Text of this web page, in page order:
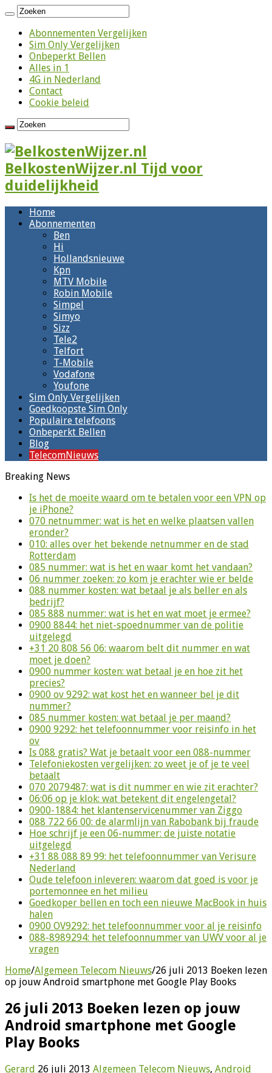
Abonnementen Vergelijken
Sim Only Vergelijken
Onbeperkt Bellen
Alles in 1
4G in Nederland
Contact
Cookie beleid
BelkostenWijzer.nl Tijd voor
duidelijkheid
Home
Abonnementen
Ben
Hi
Hollandsnieuwe
Kpn
MTV Mobile
Robin Mobile
Simpel
Simyo
Sizz
Tele2
Telfort
T-Mobile
Vodafone
Youfone
Sim Only Vergelijken
Goedkoopste Sim Only
Populaire telefoons
Onbeperkt Bellen
Blog
TelecomNieuws
Breaking News
Is het de moeite waard om te betalen voor een VPN op
je iPhone?
070 netnummer: wat is het en welke plaatsen vallen
eronder?
010: alles over het bekende netnummer en de stad
Rotterdam
085 nummer: wat is het en waar komt het vandaan?
06 nummer zoeken: zo kom je erachter wie er belde
088 nummer kosten: wat betaal je als beller en als
bedrijf?
085 888 nummer: wat is het en wat moet je ermee?
0900 8844: het niet-spoednummer van de politie
uitgelegd
+31 20 808 56 06: waarom belt dit nummer en wat
moet je doen?
0900 nummer kosten: wat betaal je en hoe zit het
precies?
0900 ov 9292: wat kost het en wanneer bel je dit
nummer?
085 nummer kosten: wat betaal je per maand?
0900 9292: het telefoonnummer voor reisinfo in het
ov
Is 088 gratis? Wat je betaalt voor een 088-nummer
Telefoniekosten vergelijken: zo weet je of je te veel
betaalt
070 2079487: wat is dit nummer en wie zit erachter?
06:06 op je klok: wat betekent dit engelengetal?
0900-1884: het klantenservicenummer van Ziggo
088 722 66 00: de alarmlijn van Rabobank bij fraude
Hoe schrijf je een 06-nummer: de juiste notatie
uitgelegd
+31 88 088 89 99: het telefoonnummer van Verisure
Nederland
Oude telefoon inleveren: waarom dat goed is voor je
portemonnee en het milieu
Goedkoper bellen en toch een nieuwe MacBook in huis
halen
0900 OV9292: het telefoonnummer voor al je reisinfo
088-8989294: het telefoonnummer van UWV voor al je
vragen
Home/Algemeen Telecom Nieuws/26 juli 2013 Boeken lezen
op jouw Android smartphone met Google Play Books
26 juli 2013 Boeken lezen op jouw
Android smartphone met Google
Play Books
Gerard 26 juli 2013 Algemeen Telecom Nieuws, Android